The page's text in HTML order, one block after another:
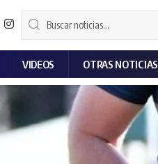
VIDEOS OTRAS NOTICIAS